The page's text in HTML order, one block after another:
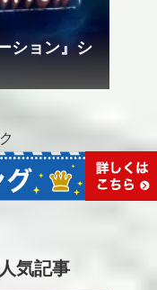
ション』シ
気記事